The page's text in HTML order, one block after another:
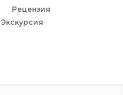
Рецензия
Экскурсия